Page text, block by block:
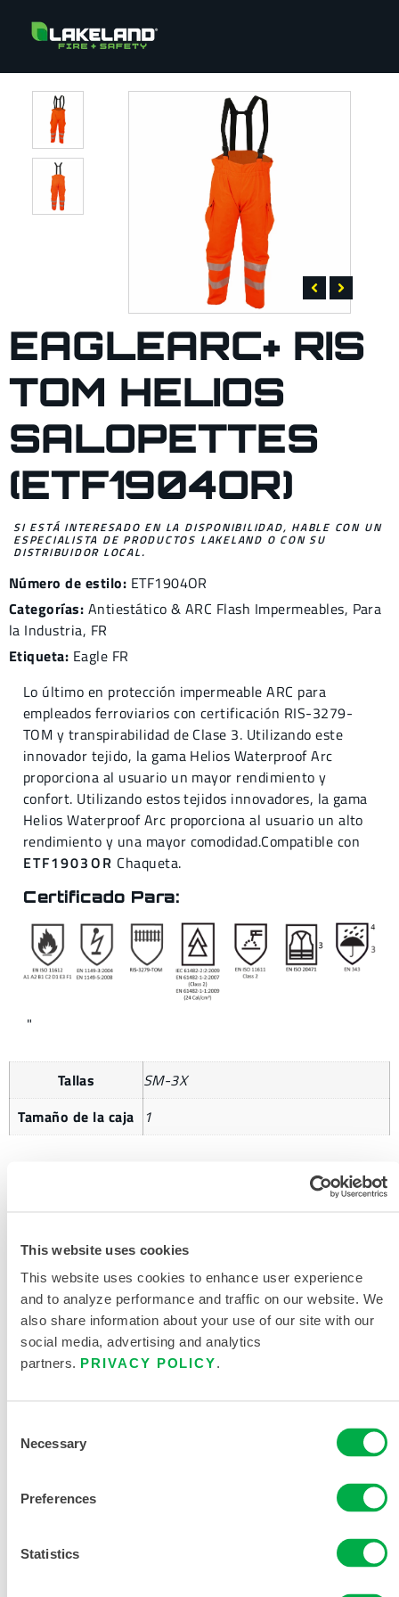
This website uses cookies
This website uses cookies to enhance user experience
and to analyze performance and traffic on our website. We
also share information about your use of our site with our
social media, advertising and analytics
partners. PRIVACY POLICY.
Selection
Necessary
Preferences
Statistics
EAGLEARC+ RIS
TOM HELIOS
SALOPETTES
(ETF1904OR)
SI ESTÁ INTERESADO EN LA DISPONIBILIDAD, HABLE CON UN
ESPECIALISTA DE PRODUCTOS LAKELAND O CON SU
DISTRIBUIDOR LOCAL.
Número de estilo: ETF1904OR
Categorías: Antiestático & ARC Flash Impermeables, Para
la Industria, FR
Etiqueta: Eagle FR
Lo último en protección impermeable ARC para
empleados ferroviarios con certificación RIS-3279-
TOM y transpirabilidad de Clase 3. Utilizando este
innovador tejido, la gama Helios Waterproof Arc
proporciona al usuario un mayor rendimiento y
confort. Utilizando estos tejidos innovadores, la gama
Helios Waterproof Arc proporciona al usuario un alto
rendimiento y una mayor comodidad.Compatible con
ETF1903OR Chaqueta.
Certificado Para:
"
Tallas
SM-3X
Tamaño de la caja
1
DOCUMENTOS RELACIONADOS
Disponible en estas regiones de venta: CANADÁ, MÉXICO,